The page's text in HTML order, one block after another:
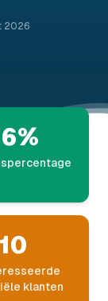
2026
10
klanten